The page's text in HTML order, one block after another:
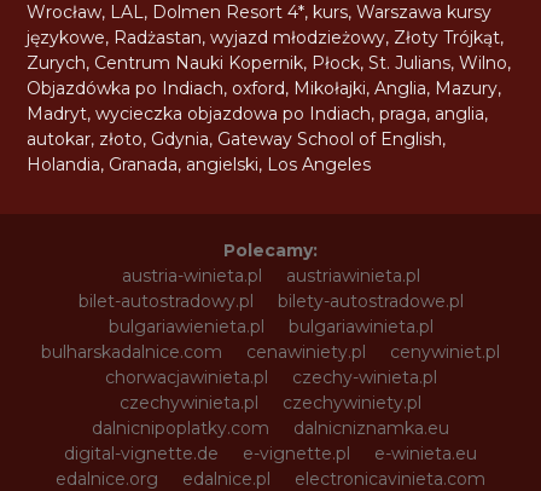
Wrocław, LAL, Dolmen Resort 4*, kurs,Warszawa kursy
językowe, Radżastan,wyjazd młodzieżowy, Złoty Trójkąt,
Zurych, Centrum Nauki Kopernik, Płock,St. Julians,Wilno,
Objazdówka po Indiach, oxford, Mikołajki,Anglia, Mazury,
Madryt,wycieczka objazdowa po Indiach,praga, anglia,
autokar, złoto, Gdynia, Gateway School of English,
Holandia, Granada, angielski, Los Angeles
Polecamy:
austria-winieta.pl
austriawinieta.pl
bilet-autostradowy.pl
bilety-autostradowe.pl
bulgariawienieta.pl
bulgariawinieta.pl
bulharskadalnice.com
cenawiniety.pl
cenywiniet.pl
chorwacjawinieta.pl
czechy-winieta.pl
czechywinieta.pl
czechywiniety.pl
dalnicnipoplatky.com
dalnicniznamka.eu
digital-vignette.de
e-vignette.pl
e-winieta.eu
edalnice.org
edalnice.pl
electronicavinieta.com